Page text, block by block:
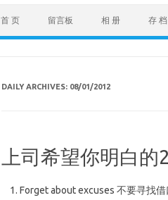
首 页 留言板 相 册 存 档
DAILY ARCHIVES: 08/01/2012
上司希望你明白的
1. Forget about excuses 不要寻找